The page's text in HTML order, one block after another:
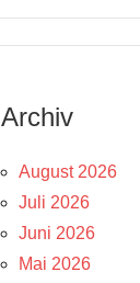
Archiv
August 2026
Juli 2026
Juni 2026
Mai 2026